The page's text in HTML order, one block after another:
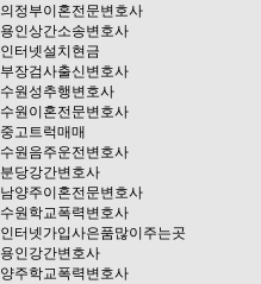
의정부이혼전문변호사
용인상간소송변호사
인터넷설치현금
부장검사출신변호사
수원성추행변호사
수원이혼전문변호사
중고트럭매매
수원음주운전변호사
분당강간변호사
남양주이혼전문변호사
수원학교폭력변호사
인터넷가입사은품많이주는곳
용인강간변호사
양주학교폭력변호사